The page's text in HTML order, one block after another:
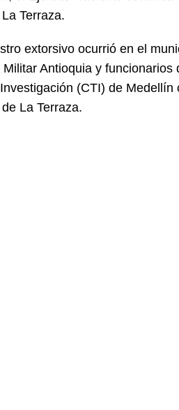
Terraza.
extorsivo ocurrió en el
Antioquia y funcionarios
(CTI) de
La Terraza.